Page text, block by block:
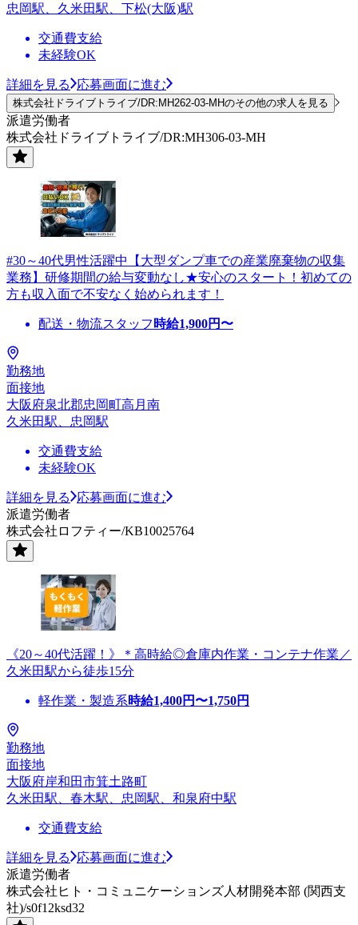
忠岡駅、久米田駅、下松(大阪)駅
交通費支給
未経験OK
詳細を見る 応募画面に進む
株式会社ドライブトライブ/DR:MH262-03-MHのその他の求人を見る
派遣労働者
株式会社ドライブトライブ/DR:MH306-03-MH
#30～40代男性活躍中【大型ダンプ車での産業廃棄物の収集
業務】研修期間の給与変動なし★安心のスタート！初めての
方も収入面で不安なく始められます！
配送・物流スタッフ 時給1,900円〜
勤務地
面接地
大阪府泉北郡忠岡町高月南
久米田駅、忠岡駅
交通費支給
未経験OK
詳細を見る
応募画面に進む
派遣労働者
株式会社ロフティー/KB10025764
《20～40代活躍！》＊高時給◎倉庫内作業・コンテナ作業／
久米田駅から徒歩15分
軽作業・製造系時給1,400円〜1,750円
勤務地
面接地
大阪府岸和田市箕土路町
久米田駅、春木駅、忠岡駅、和泉府中駅
交通費支給
詳細を見る
応募画面に進む
派遣労働者
株式会社ヒト・コミュニケーションズ人材開発本部 (関西支
社)/s0f12ksd32